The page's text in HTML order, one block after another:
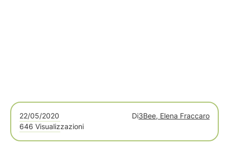
22/05/2020 Di3Bee, Elena Fraccaro
646 Visualizzazioni